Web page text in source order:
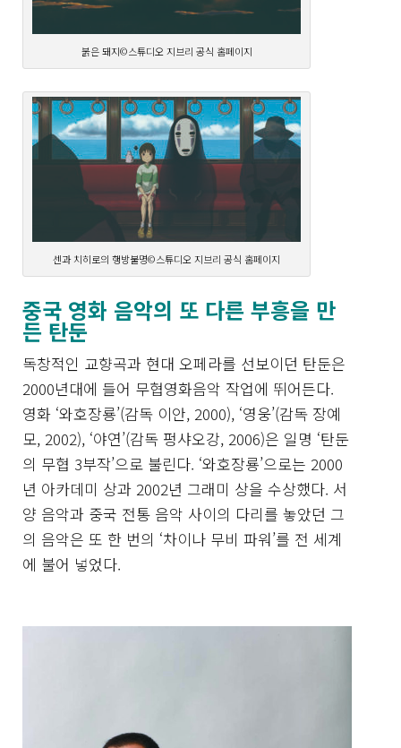
붉은 돼지©스튜디오 지브리 공식 홈페이지
센과 치히로의 행방불명©스튜디오 지브리 공식 홈페이지
중국 영화 음악의 또 다른 부흥을 만
든 탄둔
독창적인 교향곡과 현대 오페라를 선보이던 탄둔은
2000년대에 들어 무협영화음악 작업에 뛰어든다.
영화 ‘와호장룡’(감독 이안, 2000), ‘영웅’(감독 장예
모, 2002), ‘야연’(감독 펑샤오강, 2006)은 일명 ‘탄둔
의 무협 3부작’으로 불린다. ‘와호장룡’으로는 2000
년 아카데미 상과 2002년 그래미 상을 수상했다. 서
양 음악과 중국 전통 음악 사이의 다리를 놓았던 그
의 음악은 또 한 번의 ‘차이나 무비 파워’를 전 세계
에 불어 넣었다.